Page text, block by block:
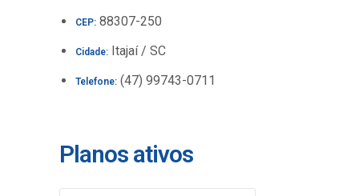
CEP: 88307-250
Cidade: Itajaí / SC
Telefone: (47) 99743-0711
Planos ativos